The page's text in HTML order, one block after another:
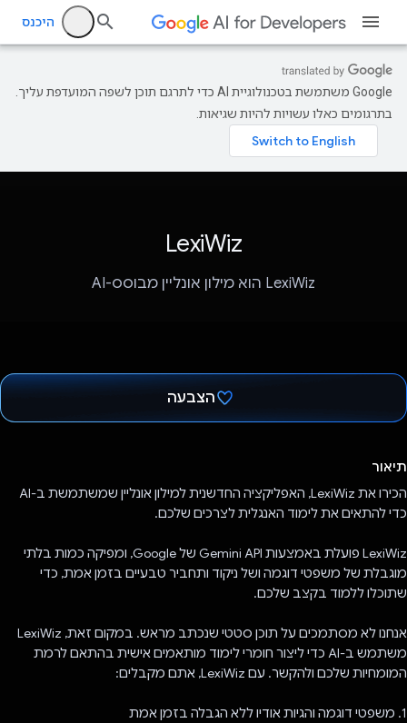
היכנס
‫Google משתמשת בטכנולוגיית AI כדי לתרגם תוכן לשפה המועדפת עליך.
בתרגומים כאלו עשויות להיות שגיאות.
LexiWiz
LexiWiz הוא מילון אונליין מבוסס-AI
הצבעה
תיאור
הכירו את LexiWiz, האפליקציה החדשנית למילון אונליין שמשתמשת ב-AI
כדי להתאים את לימוד האנגלית לצרכים שלכם.
LexiWiz פועלת באמצעות Gemini API של Google, ומפיקה כמות בלתי
מוגבלת של משפטי דוגמה ושל ניקוד ותחביר טבעיים בזמן אמת, כדי
שתוכלו ללמוד בקצב שלכם.
אנחנו לא מסתמכים על תוכן סטטי שנכתב מראש. במקום זאת, LexiWiz
משתמש ב-AI כדי ליצור חומרי לימוד מותאמים אישית בהתאם לרמת
המומחיות שלכם ולהקשר. עם LexiWiz, אתם מקבלים:
1. משפטי דוגמה והגיות אודיו ללא הגבלה בזמן אמת